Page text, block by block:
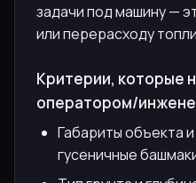
задачи под машину —
или перерасходу
Критерии, которые
оператором/
Габариты объекта
гусеничные